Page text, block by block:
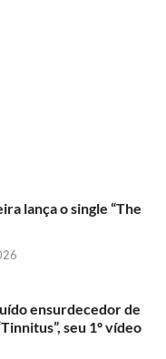
lança o single “The
ensurdecedor de
seu 1º vídeo